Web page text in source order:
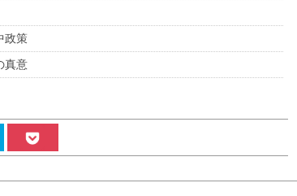
政策
真意